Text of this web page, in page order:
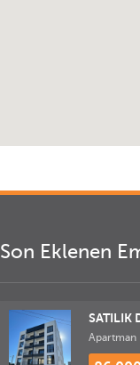
Son Eklenen
SATILIK
Apartman